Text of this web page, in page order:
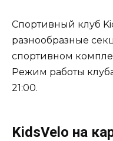
Спортивный клуб
разнообразные
спортивном
Режим работы
21:00.
KidsVelo на